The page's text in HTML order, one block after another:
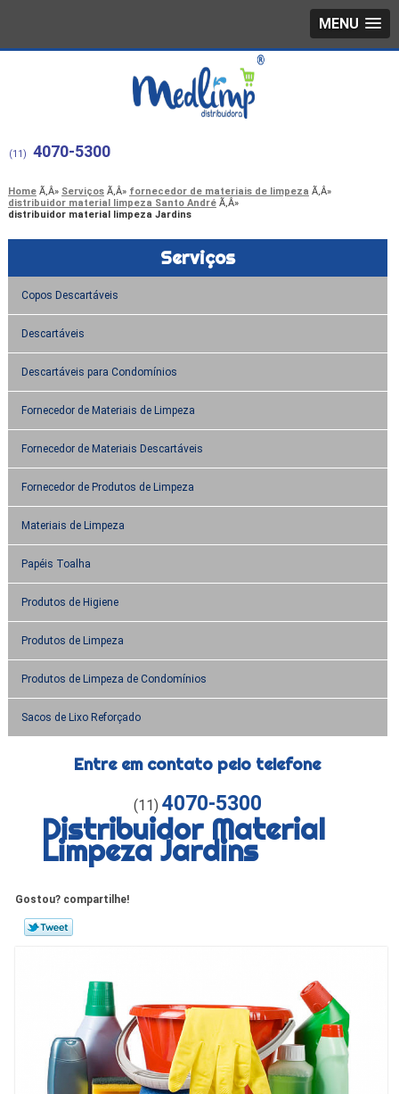
MENU
(11) 4070-5300
Home Serviços
fornecedor de materiais de limpeza
distribuidor material limpeza Santo André
distribuidor material limpeza Jardins
Serviços
Copos Descartáveis
Descartáveis
Descartáveis para Condomínios
Fornecedor de Materiais de Limpeza
Fornecedor de Materiais Descartáveis
Fornecedor de Produtos de Limpeza
Materiais de Limpeza
Papéis Toalha
Produtos de Higiene
Produtos de Limpeza
Produtos de Limpeza de Condomínios
Sacos de Lixo Reforçado
Entre em contato pelo telefone
(11) 4070-5300
Distribuidor Material
Limpeza Jardins
Gostou? compartilhe!